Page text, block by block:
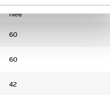
Nee
60
60
42